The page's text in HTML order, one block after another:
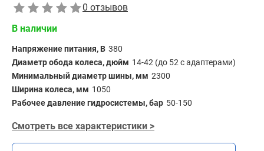
0 отзывов
В наличии
Напряжение питания, В 380
Диаметр обода колеса, дюйм 14-42 (до 52 с адаптерами)
Минимальный диаметр шины, мм 2300
Ширина колеса, мм 1050
Рабочее давление гидросистемы, бар 50-150
Смотреть все характеристики >